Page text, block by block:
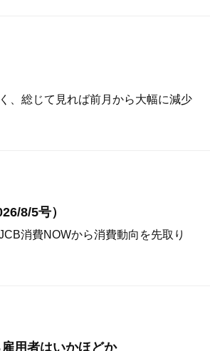
、総じて見れば前月から大幅に減少
8/5号）
消費NOWから消費動向を先取り
用者はいかほどか